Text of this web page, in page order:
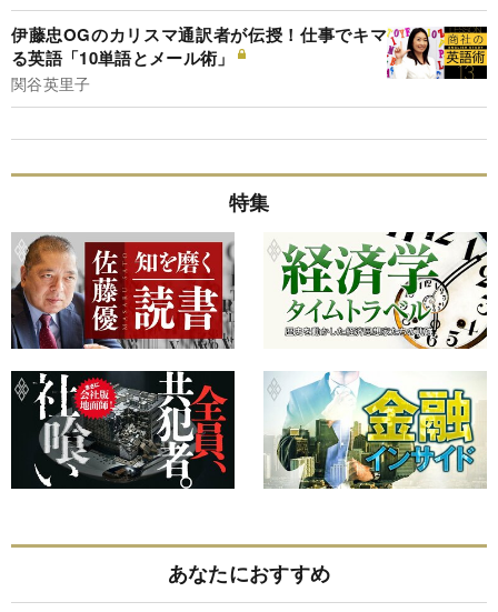
伊藤忠OGのカリスマ通訳者が伝授！仕事でキマ
る英語「10単語とメール術」
関谷英里子
特集
あなたにおすすめ